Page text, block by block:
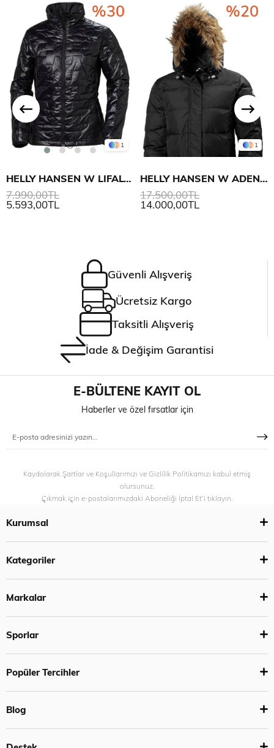
1
HELLY HANSEN W LIFALOFT INSULATOR MONT
5.593,00TL
7.990,00TL
%30
1
HELLY HANSEN W ADEN DOWN PARKA
14.000,00TL
17.500,00TL
%20
Güvenli Alışveriş
Ücretsiz Kargo
Taksitli Alışveriş
İade & Değişim Garantisi
E-BÜLTENE KAYIT OL
Haberler ve özel fırsatlar için
Kaydolarak Şartlar ve Koşullarımızı ve Gizlilik Politikamızı kabul etmiş
olursunuz.
Çıkmak için e-postalarımızdaki Aboneliği İptal Et’i tıklayın.
Kurumsal
Kategoriler
Markalar
Sporlar
Popüler Tercihler
Blog